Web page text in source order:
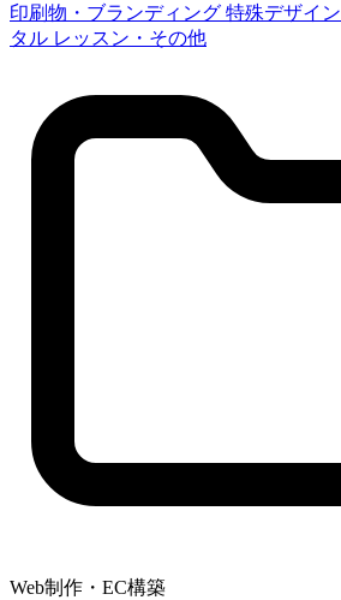
印刷物・ブランディング 特殊デザイン
タル レッスン・その他
Web制作・EC構築